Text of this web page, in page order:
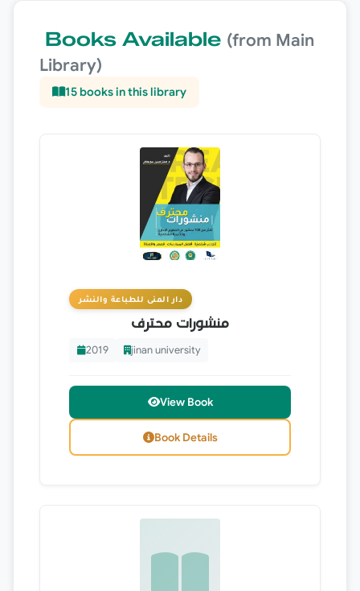
Books Available (from Main
Library)
15books in this library
دار المنى للطباعة والنشر
منشورات محترف
2019 jinan university
View Book
Book Details